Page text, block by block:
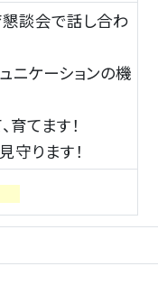
会で話し合わ
ケーションの機
てます！
ります！